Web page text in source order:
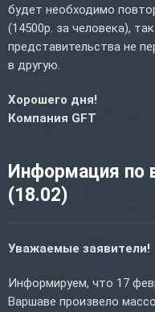
будет необходимо
(14500р. за человека),
представительства не
в другую.
Хорошего дня!
Компания GFT
Информация по
(18.02)
Уважаемые заявители!
Информируем, что 17
Варшаве произвело